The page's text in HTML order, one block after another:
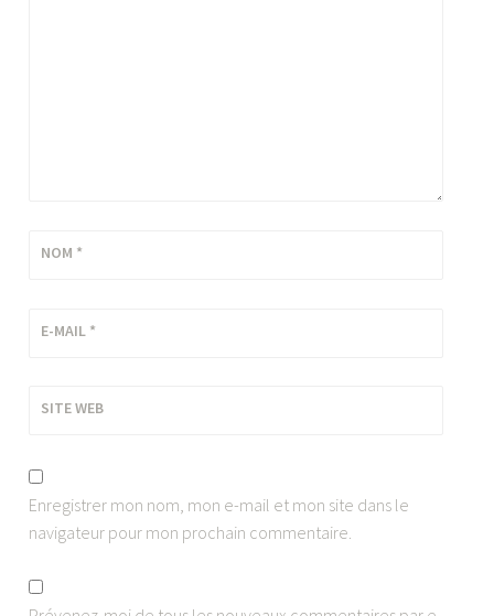
NOM *
E-MAIL *
SITE WEB
Enregistrer mon nom, mon e-mail et mon site dans le
navigateur pour mon prochain commentaire.